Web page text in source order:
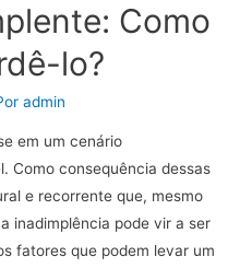
Como
lo?
admin
em um cenário
Como consequência dessas
e recorrente que, mesmo
inadimplência pode vir a ser
fatores que podem levar um